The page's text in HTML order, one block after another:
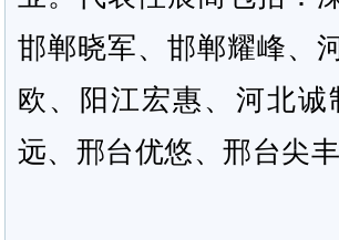
邯郸晓军、邯郸耀峰、
欧、阳江宏惠、河北
远、邢台优悠、邢台尖